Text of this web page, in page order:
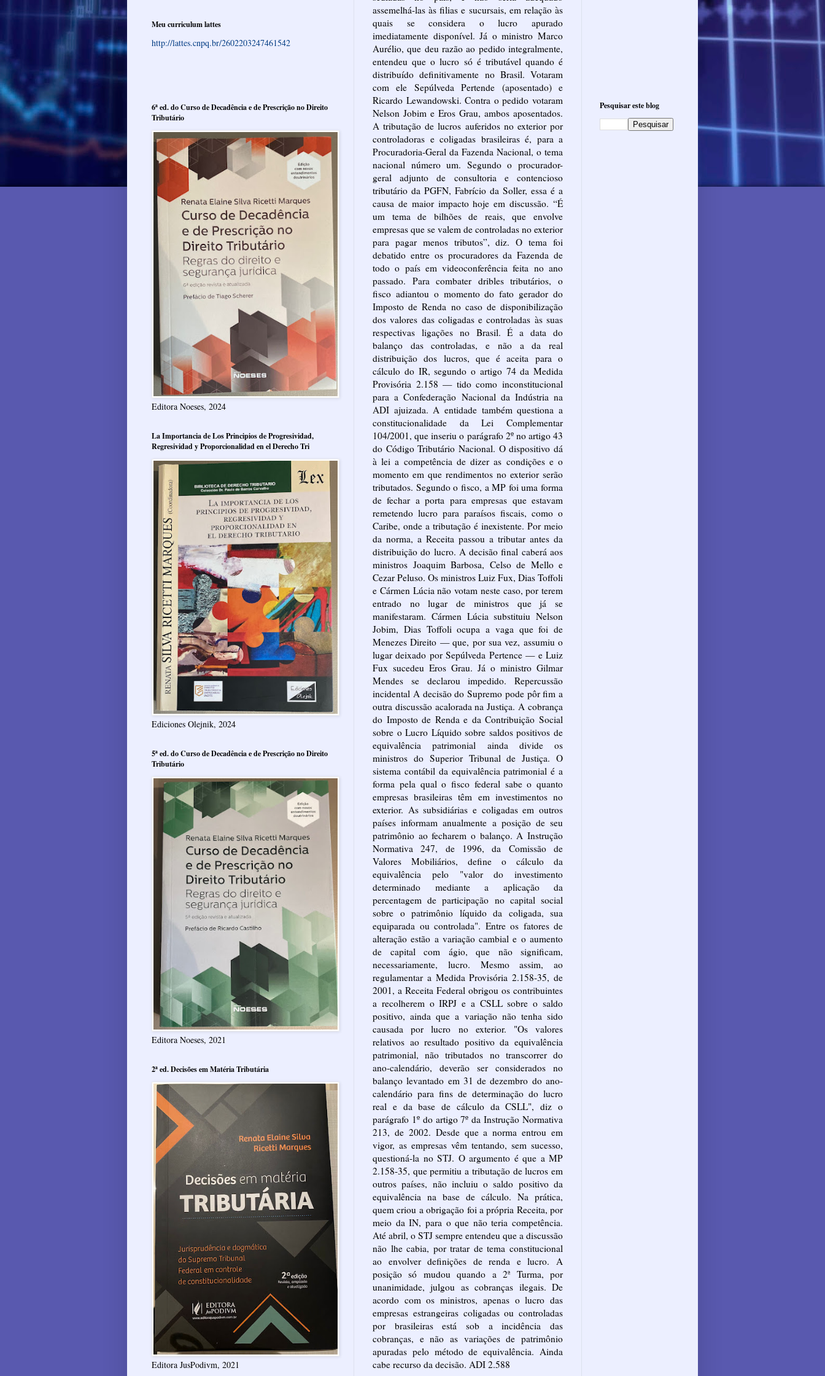
assemelhá-las às filias e sucursais, em relação às
quais se considera o lucro apurado
imediatamente disponível. Já o ministro Marco
Aurélio, que deu razão ao pedido integralmente,
entendeu que o lucro só é tributável quando é
distribuído definitivamente no Brasil. Votaram
com ele Sepúlveda Pertende (aposentado) e
Ricardo Lewandowski. Contra o pedido votaram
Nelson Jobim e Eros Grau, ambos aposentados.
A tributação de lucros auferidos no exterior por
controladoras e coligadas brasileiras é, para a
Procuradoria-Geral da Fazenda Nacional, o tema
nacional número um. Segundo o procurador-
geral adjunto de consultoria e contencioso
tributário da PGFN, Fabrício da Soller, essa é a
causa de maior impacto hoje em discussão. “É
um tema de bilhões de reais, que envolve
empresas que se valem de controladas no exterior
para pagar menos tributos”, diz. O tema foi
debatido entre os procuradores da Fazenda de
todo o país em videoconferência feita no ano
passado. Para combater dribles tributários, o
fisco adiantou o momento do fato gerador do
Imposto de Renda no caso de disponibilização
dos valores das coligadas e controladas às suas
respectivas ligações no Brasil. É a data do
balanço das controladas, e não a da real
distribuição dos lucros, que é aceita para o
cálculo do IR, segundo o artigo 74 da Medida
Provisória 2.158 — tido como inconstitucional
para a Confederação Nacional da Indústria na
ADI ajuizada. A entidade também questiona a
constitucionalidade da Lei Complementar
104/2001, que inseriu o parágrafo 2º no artigo 43
do Código Tributário Nacional. O dispositivo dá
à lei a competência de dizer as condições e o
momento em que rendimentos no exterior serão
tributados. Segundo o fisco, a MP foi uma forma
de fechar a porta para empresas que estavam
remetendo lucro para paraísos fiscais, como o
Caribe, onde a tributação é inexistente. Por meio
da norma, a Receita passou a tributar antes da
distribuição do lucro. A decisão final caberá aos
ministros Joaquim Barbosa, Celso de Mello e
Cezar Peluso. Os ministros Luiz Fux, Dias Toffoli
e Cármen Lúcia não votam neste caso, por terem
entrado no lugar de ministros que já se
manifestaram. Cármen Lúcia substituiu Nelson
Jobim, Dias Toffoli ocupa a vaga que foi de
Menezes Direito — que, por sua vez, assumiu o
lugar deixado por Sepúlveda Pertence — e Luiz
Fux sucedeu Eros Grau. Já o ministro Gilmar
Mendes se declarou impedido. Repercussão
incidental A decisão do Supremo pode pôr fim a
outra discussão acalorada na Justiça. A cobrança
do Imposto de Renda e da Contribuição Social
sobre o Lucro Líquido sobre saldos positivos de
equivalência patrimonial ainda divide os
ministros do Superior Tribunal de Justiça. O
sistema contábil da equivalência patrimonial é a
forma pela qual o fisco federal sabe o quanto
empresas brasileiras têm em investimentos no
exterior. As subsidiárias e coligadas em outros
países informam anualmente a posição de seu
patrimônio ao fecharem o balanço. A Instrução
Normativa 247, de 1996, da Comissão de
Valores Mobiliários, define o cálculo da
equivalência pelo "valor do investimento
determinado mediante a aplicação da
percentagem de participação no capital social
sobre o patrimônio líquido da coligada, sua
equiparada ou controlada". Entre os fatores de
alteração estão a variação cambial e o aumento
de capital com ágio, que não significam,
necessariamente, lucro. Mesmo assim, ao
regulamentar a Medida Provisória 2.158-35, de
2001, a Receita Federal obrigou os contribuintes
a recolherem o IRPJ e a CSLL sobre o saldo
positivo, ainda que a variação não tenha sido
causada por lucro no exterior. "Os valores
relativos ao resultado positivo da equivalência
patrimonial, não tributados no transcorrer do
ano-calendário, deverão ser considerados no
balanço levantado em 31 de dezembro do ano-
calendário para fins de determinação do lucro
real e da base de cálculo da CSLL", diz o
parágrafo 1º do artigo 7º da Instrução Normativa
213, de 2002. Desde que a norma entrou em
vigor, as empresas vêm tentando, sem sucesso,
questioná-la no STJ. O argumento é que a MP
2.158-35, que permitiu a tributação de lucros em
outros países, não incluiu o saldo positivo da
equivalência na base de cálculo. Na prática,
quem criou a obrigação foi a própria Receita, por
meio da IN, para o que não teria competência.
Até abril, o STJ sempre entendeu que a discussão
não lhe cabia, por tratar de tema constitucional
ao envolver definições de renda e lucro. A
posição só mudou quando a 2ª Turma, por
unanimidade, julgou as cobranças ilegais. De
acordo com os ministros, apenas o lucro das
empresas estrangeiras coligadas ou controladas
por brasileiras está sob a incidência das
cobranças, e não as variações de patrimônio
apuradas pelo método de equivalência. Ainda
cabe recurso da decisão. ADI 2.588
Meu curriculum lattes
http://lattes.cnpq.br/2602203247461542
6ª ed. do Curso de Decadência e de Prescrição no Direito
Tributário
Editora Noeses, 2024
La Importancia de Los Principios de Progresividad,
Regresividad y Proporcionalidad en el Derecho Tri
Ediciones Olejnik, 2024
5ª ed. do Curso de Decadência e de Prescrição no Direito
Tributário
Editora Noeses, 2021
2ª ed. Decisões em Matéria Tributária
Editora JusPodivm, 2021
Pesquisar este blog